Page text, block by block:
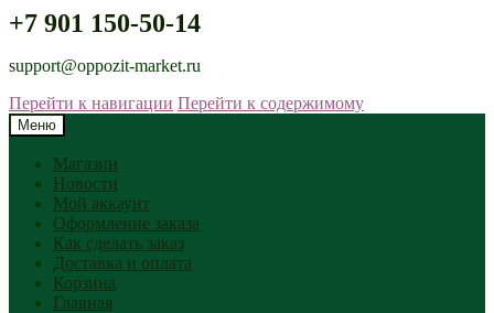
+7 901 150-50-14
support@oppozit-market.ru
Перейти к навигации Перейти к содержимому
Меню
Магазин
Новости
Мой аккаунт
Оформление заказа
Как сделать заказ
Доставка и оплата
Корзина
Главная